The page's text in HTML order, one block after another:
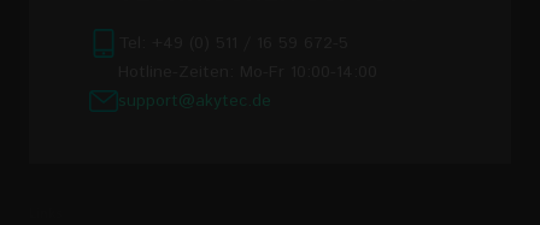
support@akytec.de